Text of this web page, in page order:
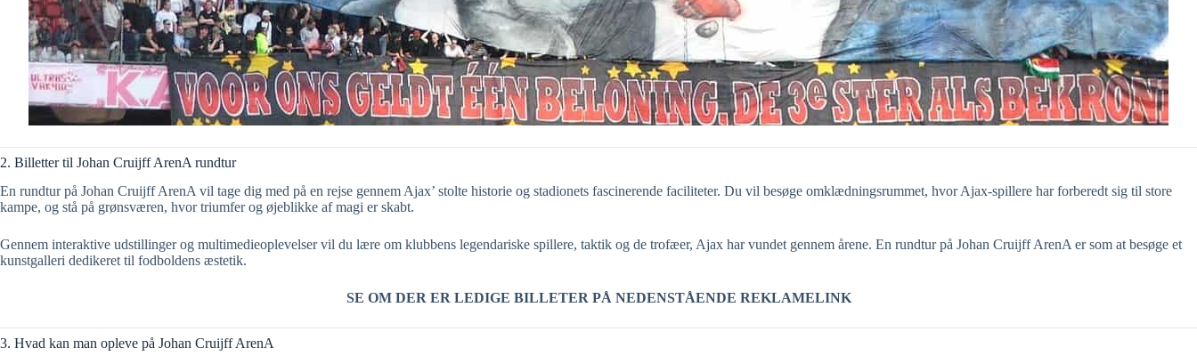
2. Billetter til Johan Cruijff ArenA rundtur
En rundtur på Johan Cruijff ArenA vil tage dig med på en rejse gennem Ajax’ stolte historie og stadionets fascinerende faciliteter. Du vil besøge omklædningsrummet, hvor Ajax-spillere har forberedt sig til store
kampe, og stå på grønsværen, hvor triumfer og øjeblikke af magi er skabt.
Gennem interaktive udstillinger og multimedieoplevelser vil du lære om klubbens legendariske spillere, taktik og de trofæer, Ajax har vundet gennem årene. En rundtur på Johan Cruijff ArenA er som at besøge et
kunstgalleri dedikeret til fodboldens æstetik.
SE OM DER ER LEDIGE BILLETER PÅ NEDENSTÅENDE REKLAMELINK
3. Hvad kan man opleve på Johan Cruijff ArenA